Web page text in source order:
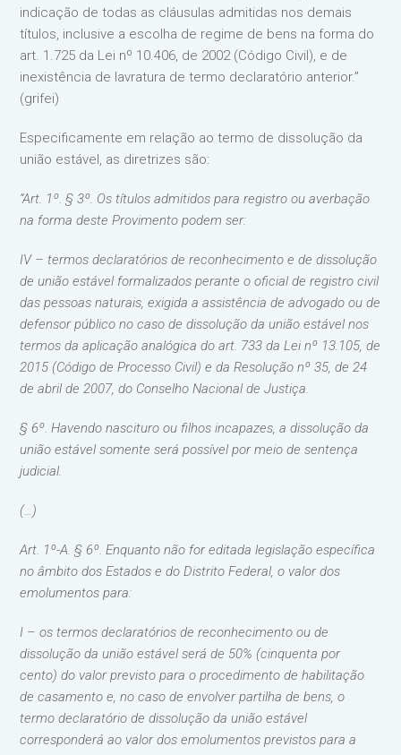
indicação de todas as cláusulas admitidas nos demais
títulos, inclusive a escolha de regime de bens na forma do
art. 1.725 da Lei nº 10.406, de 2002 (Código Civil), e de
inexistência de lavratura de termo declaratório anterior.”
(grifei)
Especificamente em relação ao termo de dissolução da
união estável, as diretrizes são:
“Art. 1º. § 3º. Os títulos admitidos para registro ou averbação
na forma deste Provimento podem ser:
IV – termos declaratórios de reconhecimento e de dissolução
de união estável formalizados perante o oficial de registro civil
das pessoas naturais, exigida a assistência de advogado ou de
defensor público no caso de dissolução da união estável nos
termos da aplicação analógica do art. 733 da Lei nº 13.105, de
2015 (Código de Processo Civil) e da Resolução nº 35, de 24
de abril de 2007, do Conselho Nacional de Justiça.
§ 6º. Havendo nascituro ou filhos incapazes, a dissolução da
união estável somente será possível por meio de sentença
judicial.
(…)
Art. 1º-A. § 6º. Enquanto não for editada legislação específica
no âmbito dos Estados e do Distrito Federal, o valor dos
emolumentos para:
I – os termos declaratórios de reconhecimento ou de
dissolução da união estável será de 50% (cinquenta por
cento) do valor previsto para o procedimento de habilitação
de casamento e, no caso de envolver partilha de bens, o
termo declaratório de dissolução da união estável
corresponderá ao valor dos emolumentos previstos para a